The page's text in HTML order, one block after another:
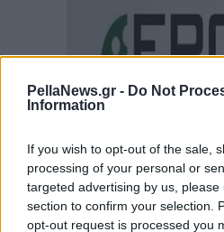
PellaNews.gr - Do Not
Information
If you wish to opt-out of the sale,
processing of your personal or
targeted advertising by us,
section to confirm your selection.
opt-out request is processed you